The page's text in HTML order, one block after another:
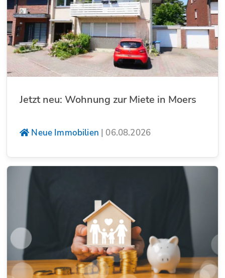
Jetzt neu: Wohnung zur Miete in Moers
Neue Immobilien | 06.08.2026